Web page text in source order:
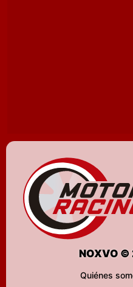
NOXVO ©
Quiénes